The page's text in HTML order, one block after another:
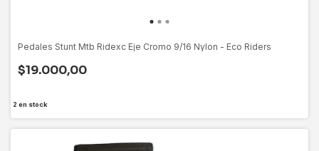
Pedales Stunt Mtb Ridexc Eje Cromo 9/16 Nylon - Eco Riders
$19.000,00
2 en stock